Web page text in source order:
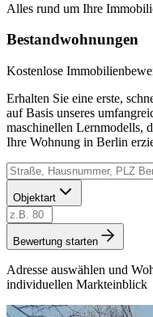
Alles rund um Ihre
Bestandwohnungen
Kostenlose
Erhalten Sie eine erste,
auf Basis unseres
maschinellen Lernmodells,
Ihre Wohnung in Berlin
Objektart
Bewertung starten
Adresse auswählen und
individuellen Markteinblick